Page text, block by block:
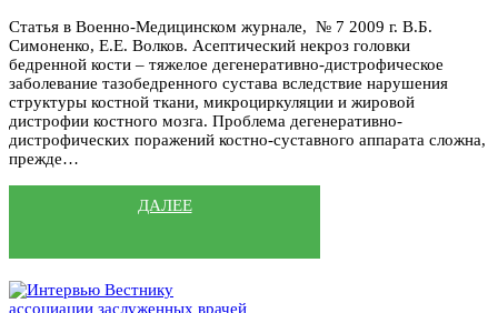
Статья в Военно-Медицинском журнале, № 7 2009 г. В.Б.
Симоненко, Е.Е. Волков. Асептический некроз головки
бедренной кости – тяжелое дегенеративно-дистрофическое
заболевание тазобедренного сустава вследствие нарушения
структуры костной ткани, микроциркуляции и жировой
дистрофии костного мозга. Проблема дегенеративно-
дистрофических поражений костно-суставного аппарата сложна,
прежде…
ДАЛЕЕ